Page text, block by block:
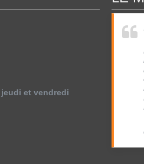
et vendredi